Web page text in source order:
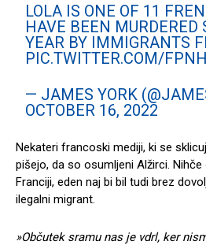
LOLA IS ONE OF 11
HAVE BEEN MURDERED
YEAR BY IMMIGRANTS
PIC.TWITTER.COM/
— JAMES YORK
OCTOBER 16, 2022
Nekateri francoski mediji, ki se
pišejo, da so osumljeni Alžirci.
Franciji, eden naj bi bil tudi brez
ilegalni migrant.
»Občutek sramu nas je vdrl, ker